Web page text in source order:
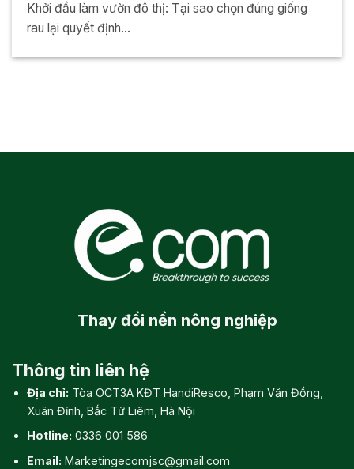
Khởi đầu làm vườn đô thị: Tại sao chọn đúng giống
rau lại quyết định...
Thay đổi nền nông nghiệp
Thông tin liên hệ
Địa chỉ: Tòa OCT3A KĐT HandiResco, Phạm Văn Đồng,
Xuân Đỉnh, Bắc Từ Liêm, Hà Nội
Hotline: 0336 001 586
Email: Marketingecomjsc@gmail.com